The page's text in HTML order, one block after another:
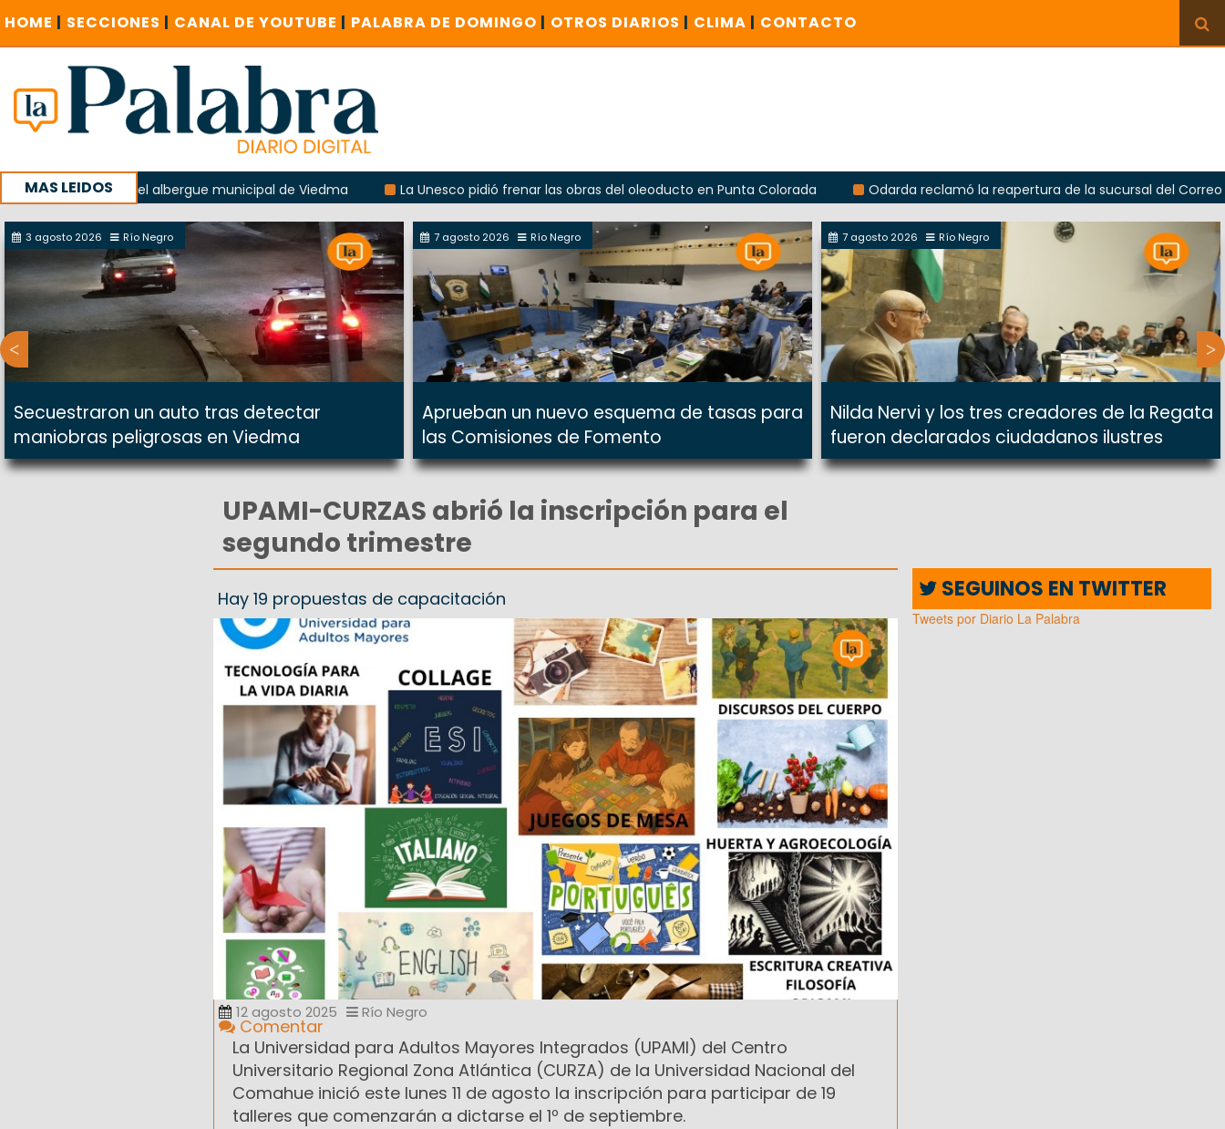
HOME | SECCIONES | CANAL DE YOUTUBE | PALABRA DE DOMINGO | OTROS DIARIOS | CLIMA | CONTACTO
MAS LEIDOSdel albergue municipal de Viedma La Unesco pidió frenar las obras del oleoducto en Punta Colorada
Odarda reclamó la reapertura de la sucursal del Correo
con un encuentro provincial en Roca
3 agosto 2026 Río Negro
Secuestraron un auto tras detectar
maniobras peligrosas en Viedma
7 agosto 2026 Río Negro
Aprueban un nuevo esquema de tasas para
las Comisiones de Fomento
7 agosto 2026 Río Negro
Nilda Nervi y los tres creadores de la Regata
fueron declarados ciudadanos ilustres
UPAMI-CURZAS abrió la inscripción para el
segundo trimestre
Hay 19 propuestas de capacitación
12 agosto 2025 Río Negro
Comentar
La Universidad para Adultos Mayores Integrados (UPAMI) del Centro
Universitario Regional Zona Atlántica (CURZA) de la Universidad Nacional del
Comahue inició este lunes 11 de agosto la inscripción para participar de 19
talleres que comenzarán a dictarse el 1º de septiembre.
SEGUINOS EN TWITTER
Tweets por Diario La Palabra